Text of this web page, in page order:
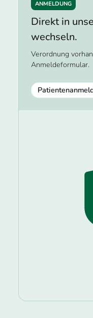
ANMELDUNG
Direkt in
wechseln.
Verordnung
Anmeldeformular.